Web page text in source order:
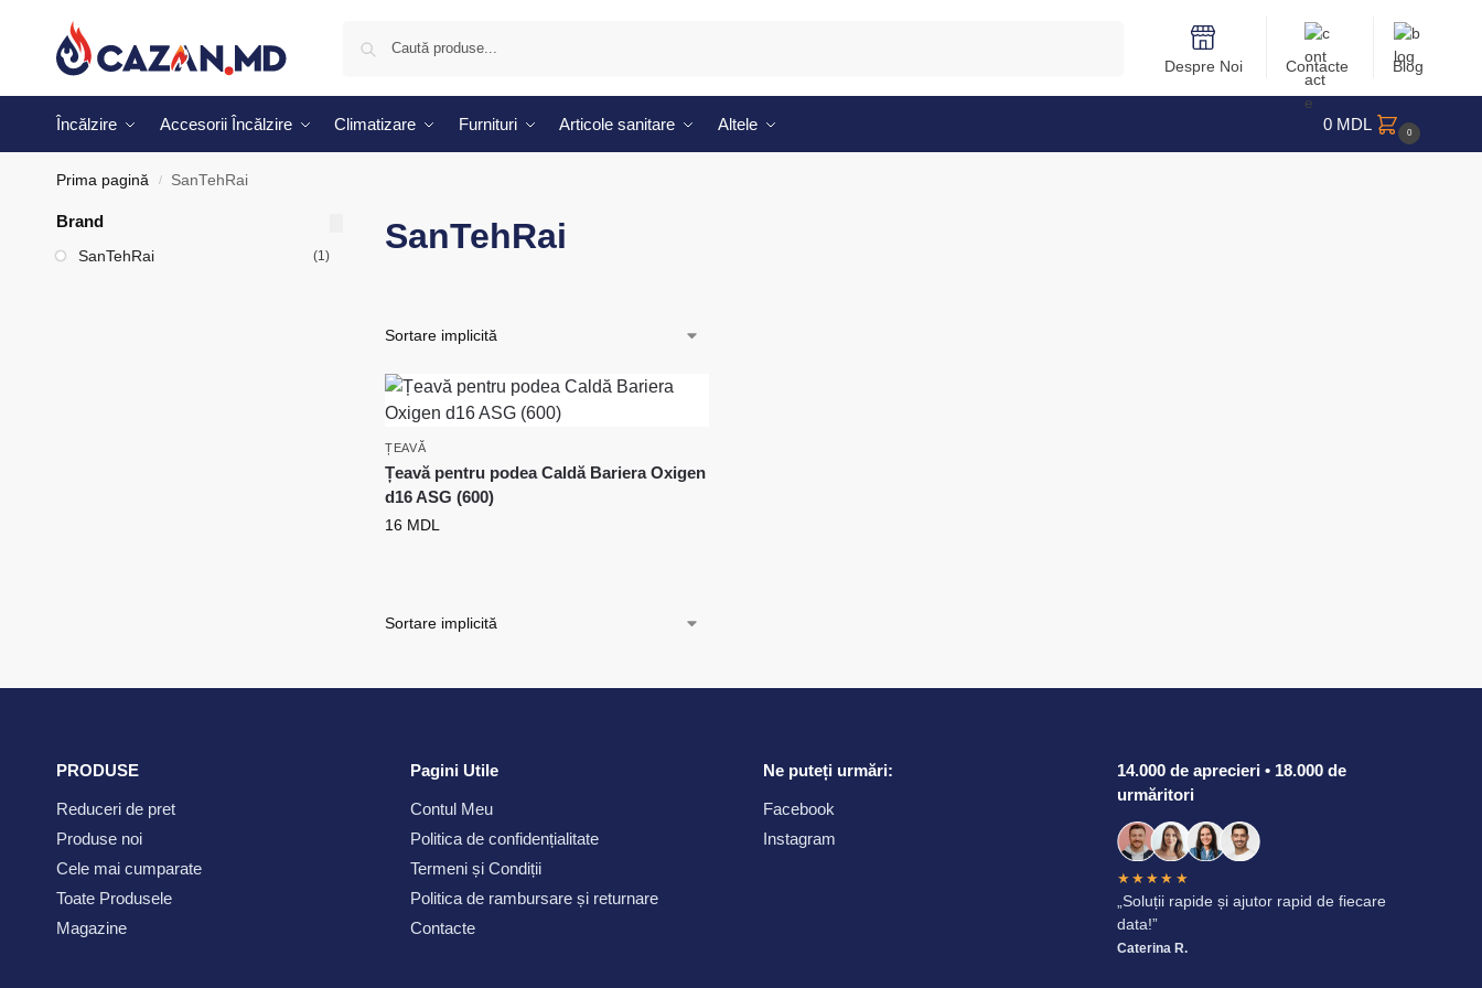
Despre Noi Contacte Blog
Încălzire Accesorii Încălzire Climatizare Furnituri Articole sanitare Altele 0 MDL 0
Prima pagină / SanTehRai
SanTehRai
ȚEAVĂ
Țeavă pentru podea Caldă Bariera Oxigen
d16 ASG (600)
16 MDL
Brand
SanTehRai (1)
PRODUSE
Reduceri de pret
Produse noi
Cele mai cumparate
Toate Produsele
Magazine
Pagini Utile
Contul Meu
Politica de confidențialitate
Termeni și Condiții
Politica de rambursare și returnare
Contacte
Ne puteți urmări:
Facebook
Instagram
14.000 de aprecieri • 18.000 de
urmăritori
★★★★★
„Soluții rapide și ajutor rapid de fiecare
data!”
Caterina R.